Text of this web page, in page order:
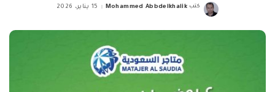
Posted
كتب Mohammed Abbdelkhalik 15 يناير، 2026